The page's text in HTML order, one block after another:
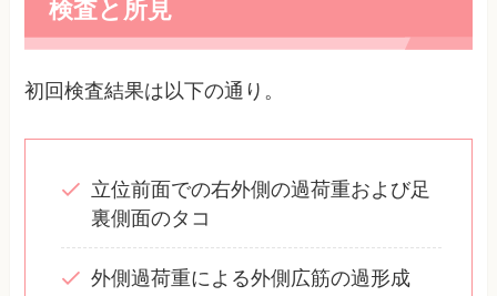
検査と所見
初回検査結果は以下の通り。
立位前面での右外側の過荷重および足
裏側面のタコ
外側過荷重による外側広筋の過形成